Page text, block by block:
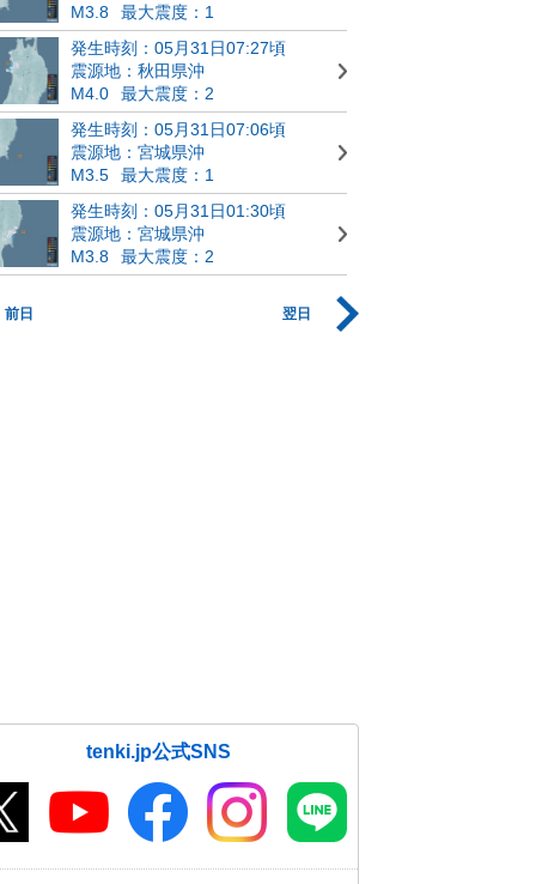
M3.8
最大震度：1
発生時刻：05月31日07:27頃
震源地：秋田県沖
M4.0
最大震度：2
発生時刻：05月31日07:06頃
震源地：宮城県沖
M3.5
最大震度：1
発生時刻：05月31日01:30頃
震源地：宮城県沖
M3.8
最大震度：2
前日 翌日
tenki.jp公式SNS